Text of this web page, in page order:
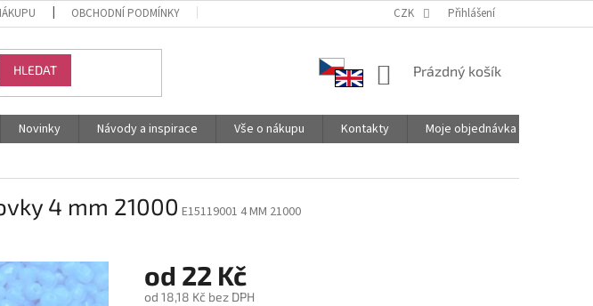
OBCHODNÍ PODMÍNKY PODMÍNKY OCHRANY OSOBNÍCH ÚDAJŮ SPOLUPRACUJEME
CZK Přihlášení
HLEDAT
NÁKUPNÍ
Prázdný košík
Novinky Návody a inspirace Vše o nákupu Kontakty
Moje objednávka
4 mm 21000 E15119001 4 MM 21000
od 22 Kč
od 18,18 Kčbez DPH